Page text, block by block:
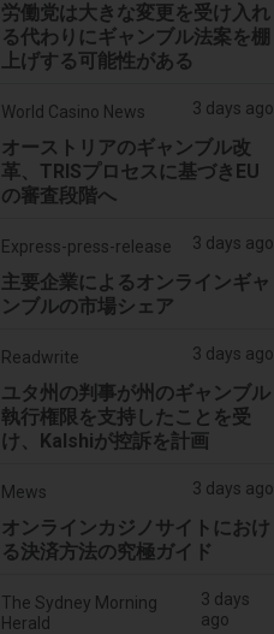
労働党は大きな変更を受け入れ
る代わりにギャンブル法案を棚
上げする可能性がある
World Casino News 3 days ago
オーストリアのギャンブル改
革、TRISプロセスに基づきEU
の審査段階へ
Express-press-release 3 days ago
主要企業によるオンラインギャ
ンブルの市場シェア
Readwrite 3 days ago
ユタ州の判事が州のギャンブル
執行権限を支持したことを受
け、Kalshiが控訴を計画
Mews 3 days ago
オンラインカジノサイトにおけ
る決済方法の究極ガイド
The Sydney Morning
Herald
3 days
ago